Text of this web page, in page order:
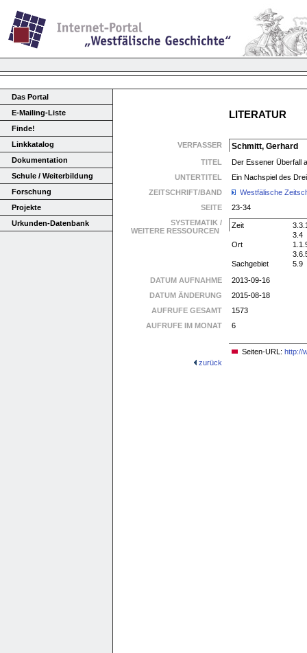
Das Portal
E-Mailing-Liste
Finde!
Linkkatalog
Dokumentation
Schule / Weiterbildung
Forschung
Projekte
Urkunden-Datenbank
LITERATUR
VERFASSER Schmitt, Gerhard
TITEL
Der Essener Überfall
UNTERTITEL
Ein Nachspiel des
ZEITSCHRIFT/BAND
Westfälische
SEITE
23-34
SYSTEMATIK /
WEITERE RESSOURCEN
Zeit
3.4
Ort
Sachgebiet
5.9
DATUM AUFNAHME
2013-09-16
DATUM ÄNDERUNG
2015-08-18
AUFRUFE GESAMT
1573
AUFRUFE IM MONAT
6
Seiten-URL: http://
zurück